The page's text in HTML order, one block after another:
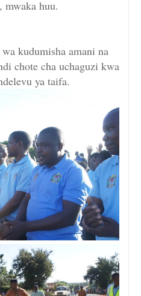
mwaka huu.
kudumisha amani na
chote cha uchaguzi kwa
ya taifa.